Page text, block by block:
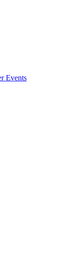
Events